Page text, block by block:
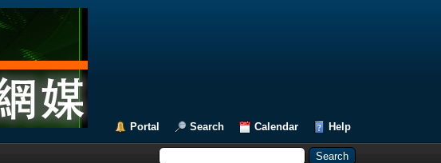
Portal Search Calendar Help